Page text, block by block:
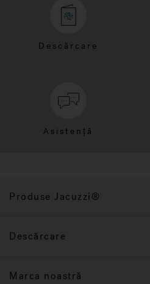
Descărcare
Asistență
Produse Jacuzzi®
Descărcare
Marca noastră